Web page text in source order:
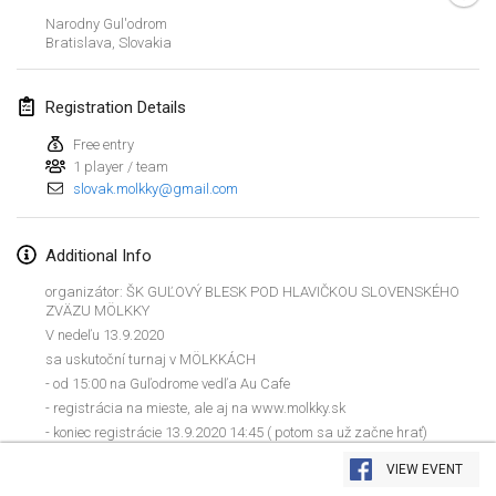
View list
Narodny Gul'odrom
Bratislava Slovakia
Registration Details
Free entry
1 player / team
slovak.molkky@gmail.com
Additional Info
organizátor: ŠK GUĽOVÝ BLESK POD HLAVIČKOU SLOVENSKÉHO
ZVÄZU MÖLKKY
V nedeľu 13.9.2020
sa uskutoční turnaj v MÖLKKÁCH
- od 15:00 na Guľodrome vedľa Au Cafe
- registrácia na mieste, ale aj na www.molkky.sk
- koniec registrácie 13.9.2020 14:45 ( potom sa už začne hrať)
- systém 5 kôl swiss potom vyhodnotenie PRVÉ TRI MIESTA CENY!!!
-VSTUPNÉ JE DOBROVOĽNÉ, ( na podporu Mölkky a náklady na
VIEW EVENT
Tournoi d'Hiver
Tournoi de Mölkky - Lesfous Dubâtonvaigeois
Jan 25, 2020|
February 2020
Feb 1, 2020 |Belgium
Möl'Krêpes
Feb 1, 2020|France
Liekki Cup